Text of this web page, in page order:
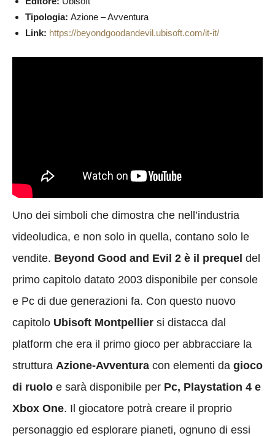
Tipologia: Azione – Avventura
Link: https://beyondgoodandevil.ubisoft.com/it-it/
Uno dei simboli che dimostra che nell’industria
videoludica, e non solo in quella, contano solo le
vendite. Beyond Good and Evil 2 è il prequel del
primo capitolo datato 2003 disponibile per console
e Pc di due generazioni fa. Con questo nuovo
capitolo Ubisoft Montpellier si distacca dal
platform che era il primo gioco per abbracciare la
struttura Azione-Avventura con elementi da gioco
di ruolo e sarà disponibile per Pc, Playstation 4 e
Xbox One. Il giocatore potrà creare il proprio
personaggio ed esplorare pianeti, ognuno di essi